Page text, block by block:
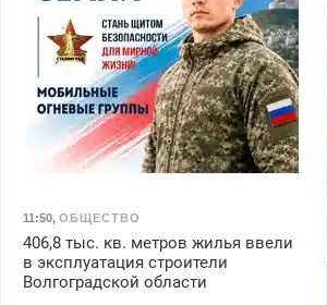
11:50, ОБЩЕСТВО
406,8 тыс. кв. метров жилья ввели
в эксплуатация строители
Волгоградской области